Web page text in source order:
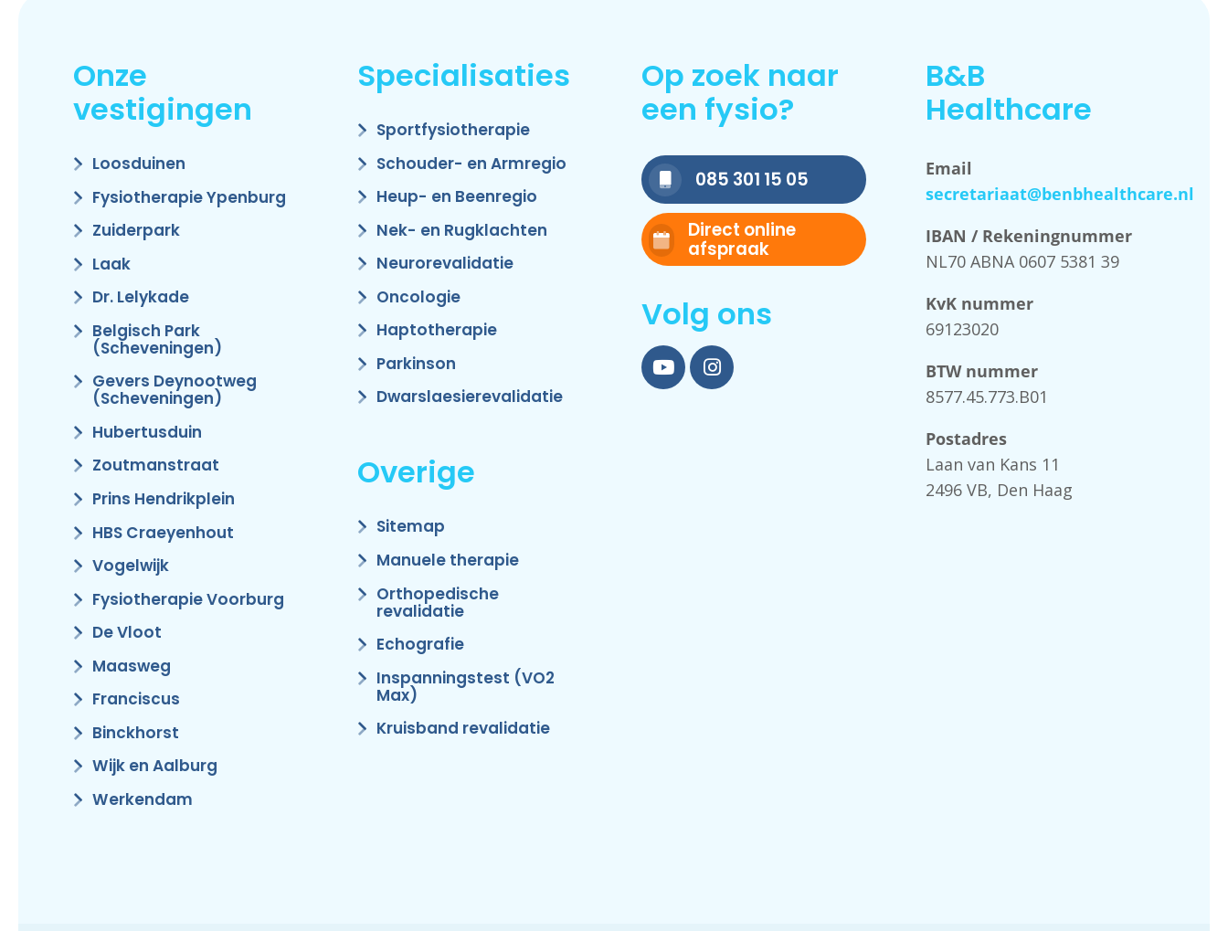
Onze
vestigingen
Loosduinen
Fysiotherapie Ypenburg
Zuiderpark
Laak
Dr. Lelykade
Belgisch Park
(Scheveningen)
Gevers Deynootweg
(Scheveningen)
Hubertusduin
Zoutmanstraat
Prins Hendrikplein
HBS Craeyenhout
Vogelwijk
Fysiotherapie Voorburg
De Vloot
Maasweg
Franciscus
Binckhorst
Wijk en Aalburg
Werkendam
Specialisaties
Sportfysiotherapie
Schouder- en Armregio
Heup- en Beenregio
Nek- en Rugklachten
Neurorevalidatie
Oncologie
Haptotherapie
Parkinson
Dwarslaesierevalidatie
Overige
Sitemap
Manuele therapie
Orthopedische
revalidatie
Echografie
Inspanningstest (VO2
Max)
Kruisband revalidatie
Op zoek naar
een fysio?
085 301 15 05
Direct online
afspraak
Volg ons
YouTubeInstagram
B&B
Healthcare
Email
secretariaat@benbhealthcare.nl
IBAN / Rekeningnummer
NL70 ABNA 0607 5381 39
KvK nummer
69123020
BTW nummer
8577.45.773.B01
Postadres
Laan van Kans 11
2496 VB, Den Haag